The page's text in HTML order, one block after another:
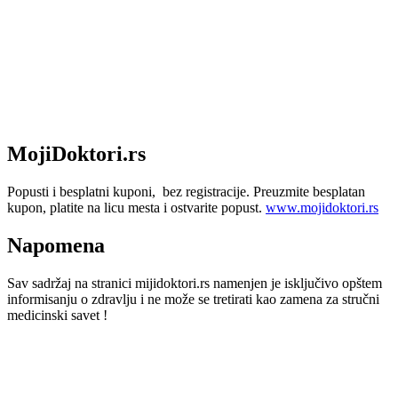
MojiDoktori.rs
Popusti i besplatni kuponi, bez registracije. Preuzmite besplatan
kupon, platite na licu mesta i ostvarite popust. www.mojidoktori.rs
Napomena
Sav sadržaj na stranici mijidoktori.rs namenjen je isključivo opštem
informisanju o zdravlju i ne može se tretirati kao zamena za stručni
medicinski savet !